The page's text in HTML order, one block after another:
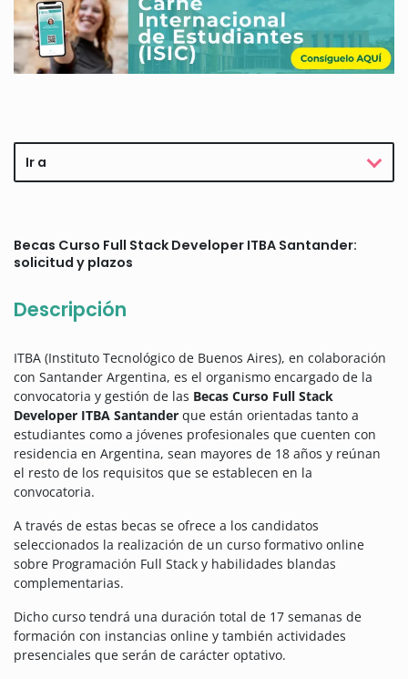
Ir a
Becas Curso Full Stack Developer ITBA Santander:
solicitud y plazos
Descripción
ITBA (Instituto Tecnológico de Buenos Aires), en colaboración
con Santander Argentina, es el organismo encargado de la
convocatoria y gestión de las Becas Curso Full Stack
Developer ITBA Santander que están orientadas tanto a
estudiantes como a jóvenes profesionales que cuenten con
residencia en Argentina, sean mayores de 18 años y reúnan
el resto de los requisitos que se establecen en la
convocatoria.
A través de estas becas se ofrece a los candidatos
seleccionados la realización de un curso formativo online
sobre Programación Full Stack y habilidades blandas
complementarias.
Dicho curso tendrá una duración total de 17 semanas de
formación con instancias online y también actividades
presenciales que serán de carácter optativo.